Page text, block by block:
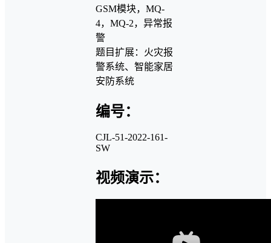
GSM模块，MQ-
4，MQ-2，异常报
警
题目扩展：火灾报
警系统、智能家居
安防系统
编号：
CJL-51-2022-161-
SW
视频演示：